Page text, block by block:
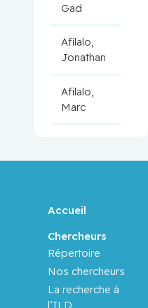
Gad
Afilalo,
Jonathan
Afilalo,
Marc
Jamali,
Aloyz,
Raquel
Anidjar,
Accueil
Chercheurs
Répertoire
Nos chercheurs
La recherche à
l’ILD